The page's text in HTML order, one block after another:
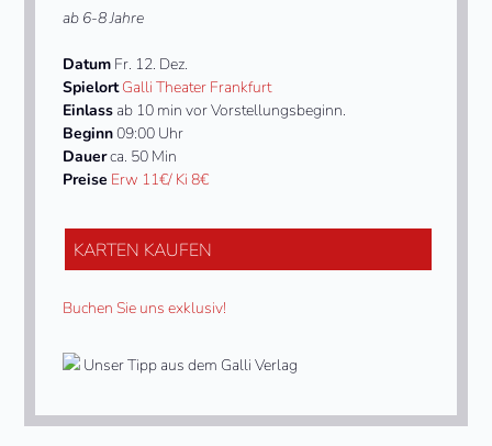
ab 6-8 Jahre
Datum Fr. 12. Dez.
SpielortGalli Theater Frankfurt
Einlass ab 10 min vor Vorstellungsbeginn.
Beginn09:00 Uhr
Dauerca. 50 Min
Preise Erw 11€/ Ki 8€
KARTEN KAUFEN
Buchen Sie uns exklusiv!
Unser Tipp aus dem Galli Verlag